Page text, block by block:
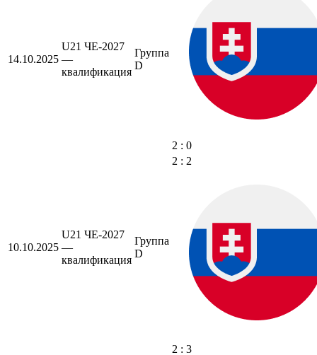
14.10.2025
U21 ЧЕ-2027
—
квалификация
Группа
D
2 : 0
10.10.2025
U21 ЧЕ-2027
—
квалификация
Группа
D
2 : 2
2 : 3